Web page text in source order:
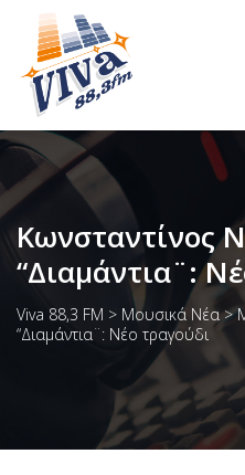
Κωνσταντίνος
“Διαμάντια¨:
Viva 88,3 FM > Μουσικά Νέα>
“Διαμάντια¨: Νέο τραγούδι